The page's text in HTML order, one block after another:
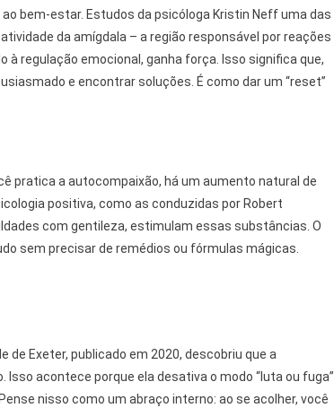
bem-estar. Estudos da psicóloga Kristin Neff uma das
da amígdala – a região responsável por reações
regulação emocional, ganha força. Isso significa que,
e encontrar soluções. É como dar um “reset”
pratica a autocompaixão, há um aumento natural de
positiva, como as conduzidas por Robert
com gentileza, estimulam essas substâncias. O
sem precisar de remédios ou fórmulas mágicas.
de Exeter, publicado em 2020, descobriu que a
acontece porque ela desativa o modo “luta ou fuga”
nisso como um abraço interno: ao se acolher, você